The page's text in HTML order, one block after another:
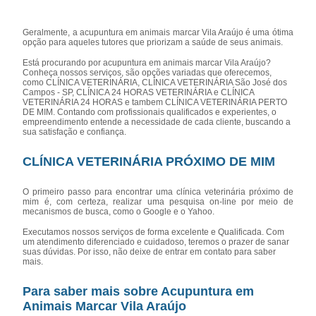
Geralmente, a acupuntura em animais marcar Vila Araújo é uma ótima
opção para aqueles tutores que priorizam a saúde de seus animais.
Está procurando por acupuntura em animais marcar Vila Araújo?
Conheça nossos serviços, são opções variadas que oferecemos,
como CLÍNICA VETERINÁRIA, CLÍNICA VETERINÁRIA São José dos
Campos - SP, CLÍNICA 24 HORAS VETERINÁRIA e CLÍNICA
VETERINÁRIA 24 HORAS e tambem CLÍNICA VETERINÁRIA PERTO
DE MIM. Contando com profissionais qualificados e experientes, o
empreendimento entende a necessidade de cada cliente, buscando a
sua satisfação e confiança.
CLÍNICA VETERINÁRIA PRÓXIMO DE MIM
O primeiro passo para encontrar uma clínica veterinária próximo de
mim é, com certeza, realizar uma pesquisa on-line por meio de
mecanismos de busca, como o Google e o Yahoo.
Executamos nossos serviços de forma excelente e Qualificada. Com
um atendimento diferenciado e cuidadoso, teremos o prazer de sanar
suas dúvidas. Por isso, não deixe de entrar em contato para saber
mais.
Para saber mais sobre Acupuntura em
Animais Marcar Vila Araújo